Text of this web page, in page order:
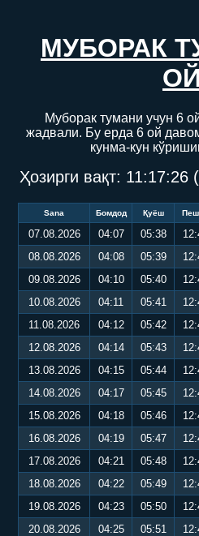
МУБОРАК
ОЙ
Муборак тумани учун 6
жадвали. Бу ерда 6 ой
кунма-кун
Ҳозирги вақт: 11:17:26
Sana Бомдод Қуёш
07.08.2026 04:07 05:38
08.08.2026
04:08 05:39
09.08.2026
04:10 05:40
10.08.2026
04:11 05:41
11.08.2026
04:12 05:42
12.08.2026
04:14 05:43
13.08.2026
04:15 05:44
14.08.2026
04:17 05:45
15.08.2026
04:18 05:46
16.08.2026
04:19 05:47
17.08.2026
04:21 05:48
18.08.2026
04:22 05:49
19.08.2026
04:23 05:50
20.08.2026
04:25 05:51